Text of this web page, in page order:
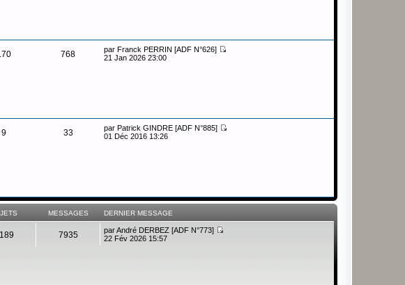
768 parFranck PERRIN [ADF N°626]
21 Jan 2026 23:00
9 33 parPatrick GINDRE [ADF N°885]
01 Déc 2016 13:26
MESSAGES DERNIER MESSAGE
7935 parAndré DERBEZ [ADF N°773]
22 Fév 2026 15:57